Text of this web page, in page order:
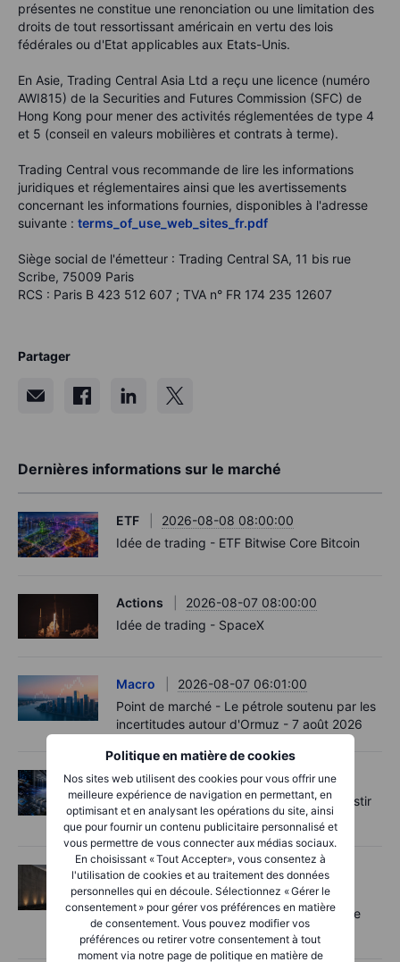
Politique en matière de cookies
Nos sites web utilisent des cookies pour vous offrir une
meilleure expérience de navigation en permettant, en
optimisant et en analysant les opérations du site, ainsi
que pour fournir un contenu publicitaire personnalisé et
vous permettre de vous connecter aux médias sociaux.
En choisissant « Tout Accepter», vous consentez à
l'utilisation de cookies et au traitement des données
personnelles qui en découle. Sélectionnez « Gérer le
consentement » pour gérer vos préférences en matière
de consentement. Vous pouvez modifier vos
préférences ou retirer votre consentement à tout
moment via notre page de politique en matière de
présentes ne constitue une renonciation ou une limitation des
droits de tout ressortissant américain en vertu des lois
fédérales ou d'Etat applicables aux Etats-Unis.
En Asie, Trading Central Asia Ltd a reçu une licence (numéro
AWI815) de la Securities and Futures Commission (SFC) de
Hong Kong pour mener des activités réglementées de type 4
et 5 (conseil en valeurs mobilières et contrats à terme).
Trading Central vous recommande de lire les informations
juridiques et réglementaires ainsi que les avertissements
concernant les informations fournies, disponibles à l'adresse
suivante : terms_of_use_web_sites_fr.pdf
Siège social de l'émetteur : Trading Central SA, 11 bis rue
Scribe, 75009 Paris
RCS : Paris B 423 512 607 ; TVA n° FR 174 235 12607
Partager
Dernières informations sur le marché
ETF
2026-08-08 08:00:00
Idée de trading - ETF Bitwise Core Bitcoin
Actions
2026-08-07 08:00:00
Idée de trading - SpaceX
Macro
2026-08-07 06:01:00
Point de marché - Le pétrole soutenu par les
incertitudes autour d'Ormuz - 7 août 2026
Actions
2026-08-06 12:00:00
L’IA entre dans une nouvelle phase : investir
au-delà des goulots d’étranglement
Actions
2026-08-06 11:00:00
Rheinmetall : le boom de la défense en
Europe est là, mais tous les contrats ne se
concrétiseront pas